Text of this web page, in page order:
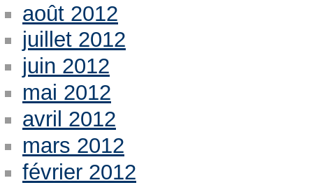
août 2012
juillet 2012
juin 2012
mai 2012
avril 2012
mars 2012
février 2012